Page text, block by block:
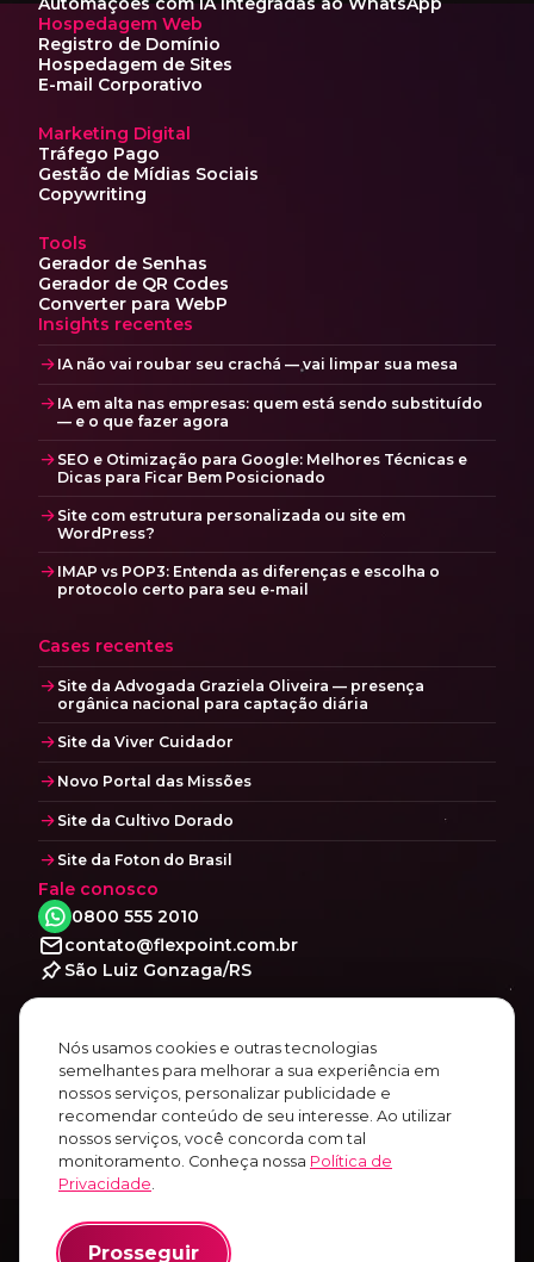
Hospedagem Web
Registro de Domínio
Hospedagem de Sites
E-mail Corporativo
Marketing Digital
Tráfego Pago
Gestão de Mídias Sociais
Copywriting
Tools
Gerador de Senhas
Gerador de QR Codes
Converter para WebP
Insights recentes
IA não vai roubar seu crachá — vai limpar sua mesa
IA em alta nas empresas: quem está sendo substituído
— e o que fazer agora
SEO e Otimização para Google: Melhores Técnicas e
Dicas para Ficar Bem Posicionado
Site com estrutura personalizada ou site em
WordPress?
IMAP vs POP3: Entenda as diferenças e escolha o
protocolo certo para seu e-mail
Cases recentes
Site da Advogada Graziela Oliveira — presença
orgânica nacional para captação diária
Site da Viver Cuidador
Novo Portal das Missões
Site da Cultivo Dorado
Site da Foton do Brasil
Fale conosco
0800 555 2010
contato@flexpoint.com.br
São Luiz Gonzaga/RS
Facebook
Instagram
Linkedin
Youtube
© 2010~2026
Nós usamos cookies e outras tecnologias
semelhantes para melhorar a sua experiência em
nossos serviços, personalizar publicidade e
recomendar conteúdo de seu interesse. Ao utilizar
nossos serviços, você concorda com tal
monitoramento. Conheça nossa Política de
Privacidade.
Prosseguir